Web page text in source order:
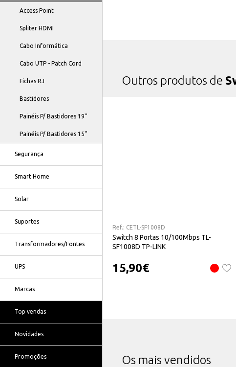
Access Point
Spliter HDMI
Cabo Informática
Cabo UTP - Patch Cord
Fichas RJ
Bastidores
Painéis P/ Bastidores 19''
Painéis P/ Bastidores 15''
Segurança
Smart Home
Solar
Suportes
Transformadores/Fontes
UPS
Marcas
Top vendas
Novidades
Promoções
Outros produtos de
Ref.: CETL-SF1008D
Switch 8 Portas 10/100Mbps TL-
SF1008D TP-LINK
15,90€
Os mais vendidos